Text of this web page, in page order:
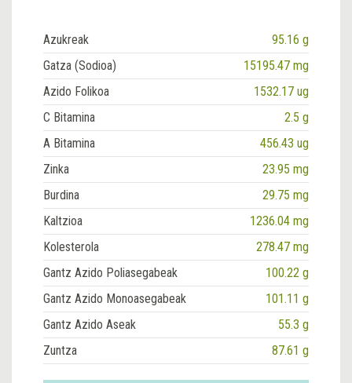
Azukreak
95.16 g
Gatza (Sodioa)
15195.47 mg
Azido Folikoa
1532.17 ug
C Bitamina
2.5 g
A Bitamina
456.43 ug
Zinka
23.95 mg
Burdina
29.75 mg
Kaltzioa
1236.04 mg
Kolesterola
278.47 mg
Gantz Azido Poliasegabeak
100.22 g
Gantz Azido Monoasegabeak
101.11 g
Gantz Azido Aseak
55.3 g
Zuntza
87.61 g